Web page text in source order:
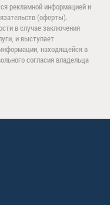
рекламной информацией и
(оферты).
в случае заключения
и выступает
находящейся в
согласия владельца